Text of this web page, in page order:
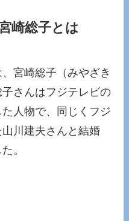
崎総子とは
宮崎総子（みやざき
さんはフジテレビの
人物で、同じくフジ
川建夫さんと結婚
。